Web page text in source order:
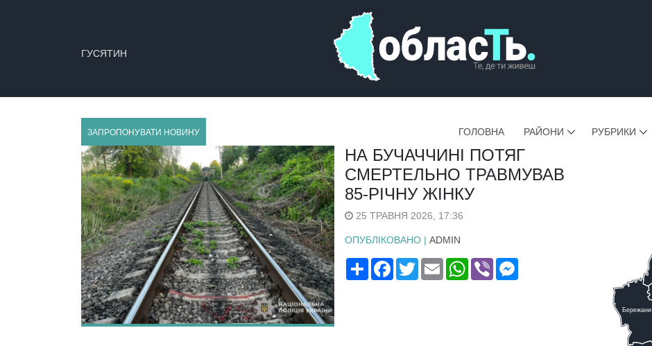
ГУСЯТИН
ЗАПРОПОНУВАТИ НОВИНУ ГОЛОВНА РАЙОНИ РУБРИКИ
НА БУЧАЧЧИНІ ПОТЯГ
СМЕРТЕЛЬНО ТРАВМУВАВ
85-РІЧНУ ЖІНКУ
25 ТРАВНЯ 2026, 17:36
ОПУБЛІКОВАНО | ADMIN
ПоширитиFacebook
TwitterEmail WhatsApp
Viber
Бережани